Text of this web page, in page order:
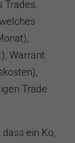
Trades.
Warrant
Trade
ein Ko,